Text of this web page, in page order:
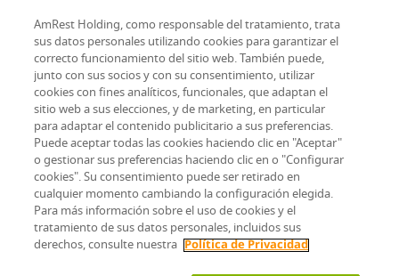
Terms & conditions
Privacy policy
Configuración de cookies
AmRest Holding, como responsable del tratamiento, trata
sus datos personales utilizando cookies para garantizar el
correcto funcionamiento del sitio web. También puede,
junto con sus socios y con su consentimiento, utilizar
cookies con fines analíticos, funcionales, que adaptan el
sitio web a sus elecciones, y de marketing, en particular
para adaptar el contenido publicitario a sus preferencias.
Puede aceptar todas las cookies haciendo clic en "Aceptar"
o gestionar sus preferencias haciendo clic en o "Configurar
cookies". Su consentimiento puede ser retirado en
cualquier momento cambiando la configuración elegida.
Para más información sobre el uso de cookies y el
tratamiento de sus datos personales, incluidos sus
derechos, consulte nuestra
Política de Privacidad